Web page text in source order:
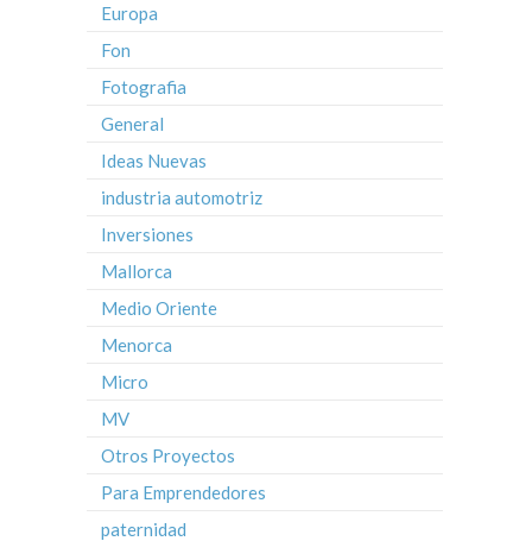
Europa
Fon
Fotografia
General
Ideas Nuevas
industria automotriz
Inversiones
Mallorca
Medio Oriente
Menorca
Micro
MV
Otros Proyectos
Para Emprendedores
paternidad